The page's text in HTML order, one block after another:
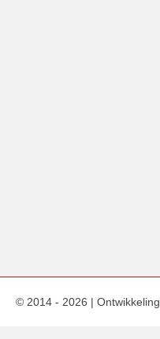
© 2014 - 2026 | Ontwikkeling